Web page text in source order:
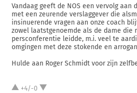
Vandaag geeft de NOS een vervolg aan
met een zeurende verslaggever die
insinuerende vragen aan onze coach
zowel laatstgenoemde als de dame die
persconferentie leidde, m.i. veel te
omgingen met deze stokende en
Hulde aan Roger Schmidt voor zijn
+4/-0